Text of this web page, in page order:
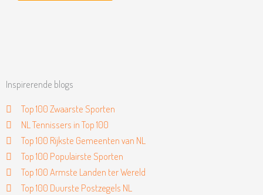
Inspirerende blogs
Top 100 Zwaarste Sporten
NL Tennissers in Top 100
Top 100 Rijkste Gemeenten van NL
Top 100 Populairste Sporten
Top 100 Armste Landen ter Wereld
Top 100 Duurste Postzegels NL